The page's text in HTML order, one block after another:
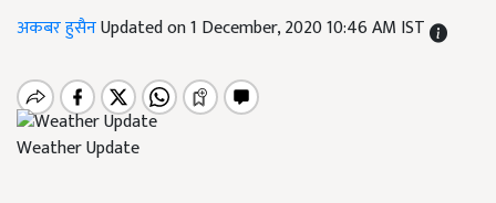
अकबर हुसैनUpdated on 1 December, 2020 10:46 AM IST
Weather Update